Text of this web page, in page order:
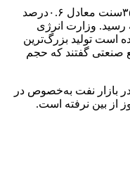
نفت وست تگزاس اینترمدیت آمریکا با ۳۵سنت معادل ۰.۶درصد
هر بشکه رسید. وزارت انرژی
است تولید بزرگ‌ترین
صنعتی گفتند که حجم
بازار نفت به‌خصوص در
از بین نرفته است.